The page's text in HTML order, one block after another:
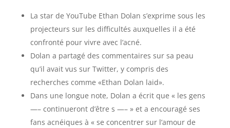
La star de YouTube Ethan Dolan s’exprime sous les
projecteurs sur les difficultés auxquelles il a été
confronté pour vivre avec l’acné.
Dolan a partagé des commentaires sur sa peau
qu’il avait vus sur Twitter, y compris des
recherches comme «Ethan Dolan laid».
Dans une longue note, Dolan a écrit que « les gens
—– continueront d’être s —– » et a encouragé ses
fans acnéiques à « se concentrer sur l’amour de